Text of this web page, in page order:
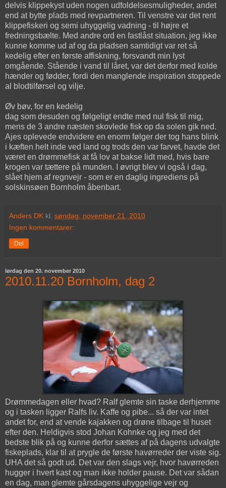
delvis klippekyst uden nogen udfoldelsesmuligheder, andet
end at bytte plads med revpartneren. Til venstre var det rent
klippefiskeri og semi uhyggelig vadning - til højre et
fredningsbælte. Med andre ord en fastlåst situation, jeg ikke
kunne komme ud af og da pladsen samtidigt var ret så
kedelig efter en første affiskning, forsvandt min lyst
omgående. Stående i vand til låret, var det derfor med kolde
hænder og fødder, fordi den manglende inspiration stoppede
al blodtilførsel og vilje.
Øv bøv, for en kedelig
dag som desuden og følgeligt endte med nul fisk til mig,
mens de 3 andre næsten skovlede fisk op da solen gik ned.
Ajes oplevede endvidere en enorm følger der tog hans blink
i kæften helt inde ved land og trods den var farvet, havde det
været en drømmefisk at få lov at bakse lidt med, hvis bare
krogen var tættere på munden. I øvrigt blev vi også i dag,
slået hjem af regnvejr - som er en daglig ingrediens på
solskinsøen Bornholm åbenbart.
Anders DK kl. søndag, november 21, 2010
Ingen kommentarer:
Del
lørdag den 20. november 2010
2010.11.20 Bornholm, dag 2
Drømmedagen eller hvad? Ralf glemte sin taske derhjemme
og i tasken ligger Ralfs liv. Kaffe og pibe... så der var intet
andet for, end at vende kajakken og drøne tilbage til huset
efter den. Heldigvis stod Johan Kohnke og jeg med det
bedste blik på og kunne derfor sættes af på dagens udvalgte
fiskeplads, klar til at prygle de første havørreder der viste sig.
UHA det så godt ud. Det var den slags vejr, hvor havørreden
hugger i hvert kast og man ikke holder pause. Det var sådan
en dag, man glemte gårsdagens uhyggelige vejr og